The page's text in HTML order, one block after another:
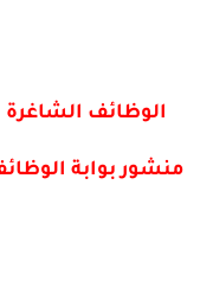
الوظائف الشاغرة